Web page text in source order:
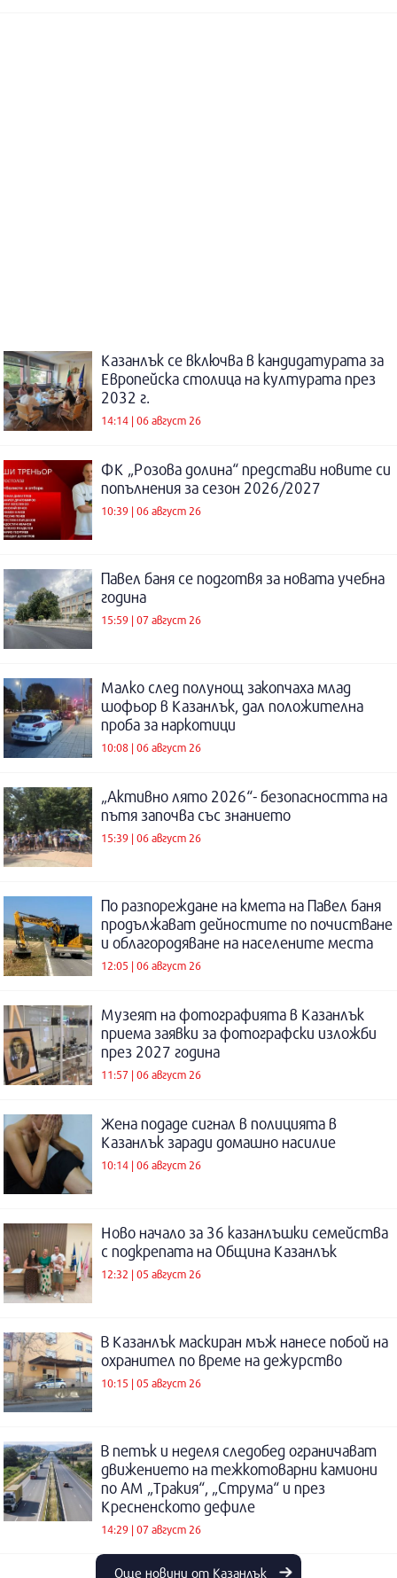
Казанлък се включва в кандидатурата за
Европейска столица на културата през
2032 г.
14:14 | 06 август 26
ФК „Розова долина“ представи новите си
попълнения за сезон 2026/2027
10:39 | 06 август 26
Павел баня се подготвя за новата учебна
година
15:59 | 07 август 26
Малко след полунощ закопчаха млад
шофьор в Казанлък, дал положителна
проба за наркотици
10:08 | 06 август 26
„Активно лято 2026“- безопасността на
пътя започва със знанието
15:39 | 06 август 26
По разпореждане на кмета на Павел баня
продължават дейностите по почистване
и облагородяване на населените места
12:05 | 06 август 26
Музеят на фотографията в Казанлък
приема заявки за фотографски изложби
през 2027 година
11:57 | 06 август 26
Жена подаде сигнал в полицията в
Казанлък заради домашно насилие
10:14 | 06 август 26
Ново начало за 36 казанлъшки семейства
с подкрепата на Община Казанлък
12:32 | 05 август 26
В Казанлък маскиран мъж нанесе побой на
охранител по време на дежурство
10:15 | 05 август 26
В петък и неделя следобед ограничават
движението на тежкотоварни камиони
по АМ „Тракия“, „Струма“ и през
Кресненското дефиле
14:29 | 07 август 26
Още новини от Казанлък